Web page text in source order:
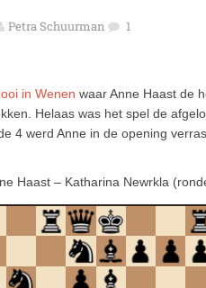
Petra Schuurman 1
in Wenen waar Anne Haast de
Helaas was het spel de
4 werd Anne in de opening
Haast – Katharina Newrkla